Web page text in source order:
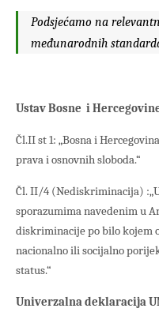
Podsjećamo na
međunarodnih
Ustav Bosne i
Čl.II st 1: „Bosna i
prava i osnovnih sloboda.“
Čl. II/4 (Nediskriminacija)
sporazumima navedenim u
diskriminacije po bilo kojem
nacionalno ili socijalno
status.“
Univerzalna deklaracija